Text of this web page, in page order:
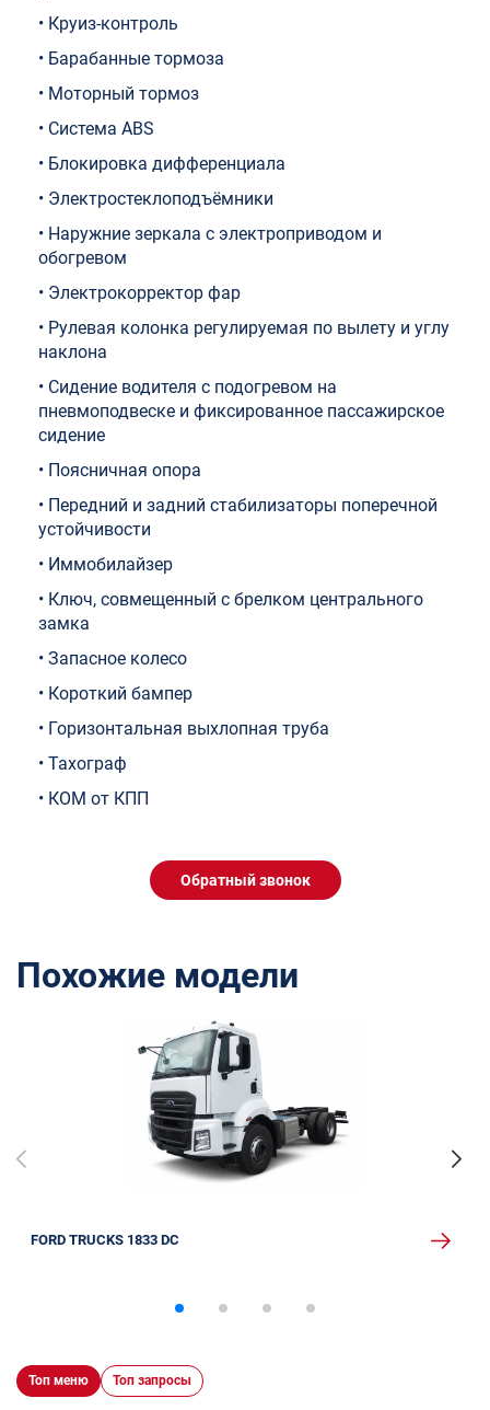
• Круиз-контроль
• Барабанные тормоза
• Моторный тормоз
• Система ABS
• Блокировка дифференциала
• Электростеклоподъёмники
• Наружние зеркала с электроприводом и
обогревом
• Электрокорректор фар
• Рулевая колонка регулируемая по вылету и углу
наклона
• Сидение водителя с подогревом на
пневмоподвеске и фиксированное пассажирское
сидение
• Поясничная опора
• Передний и задний стабилизаторы поперечной
устойчивости
• Иммобилайзер
• Ключ, совмещенный с брелком центрального
замка
• Запасное колесо
• Короткий бампер
• Горизонтальная выхлопная труба
• Тахограф
• КОМ от КПП
Обратный звонок
Похожие модели
FORD TRUCKS 1833 DC
Топ меню Топ запросы